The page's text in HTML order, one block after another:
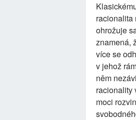
racionalita
ohrožuje
znamená,
více se
v jehož
něm
racionality
moci